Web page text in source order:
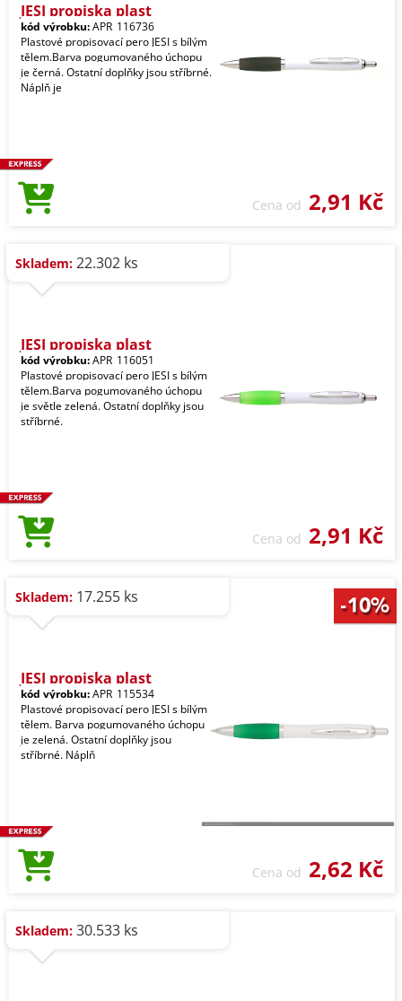
JESI propiska plast
kód výrobku:APR_116736
Plastové propisovací pero JESI s bílým
tělem.Barva pogumovaného úchopu
je černá. Ostatní doplňky jsou stříbrné.
Náplň je
Cena od 2,91 Kč
Skladem: 22.302 ks
JESI propiska plast
kód výrobku:APR_116051
Plastové propisovací pero JESI s bílým
tělem.Barva pogumovaného úchopu
je světle zelená. Ostatní doplňky jsou
stříbrné.
Cena od 2,91 Kč
Skladem: 17.255 ks
JESI propiska plast
kód výrobku:APR_115534
Plastové propisovací pero JESI s bílým
tělem. Barva pogumovaného úchopu
je zelená. Ostatní doplňky jsou
stříbrné. Náplň
Cena od 2,62 Kč
Skladem: 30.533 ks